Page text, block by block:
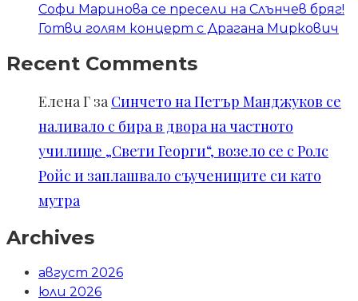
Софи Маринова се пресели на Слънчев бряг!
Готви голям концерт с Драгана Миркович
Recent Comments
Елена Г за Синчето на Петър Манджуков се
наливало с бира в двора на частното
училище „Свети Георги“, возело се с Ролс
Ройс и заплашвало съучениците си като
мутра
Archives
август 2026
юли 2026